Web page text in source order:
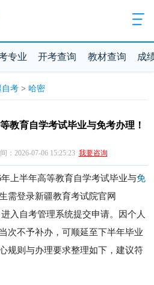
专业 开考查询 教材查询 成
自考> 哈密
教育自学考试毕业与免考办理！
：2026-07-06 15:25:23 我要咨询
半年高等教育自学考试毕业与免
需登录新疆教育考试院官网
入自考管理系统提交申请。因个人
次不予补办，可顺延至下半年毕业
规则与办理要求整理如下，建议符